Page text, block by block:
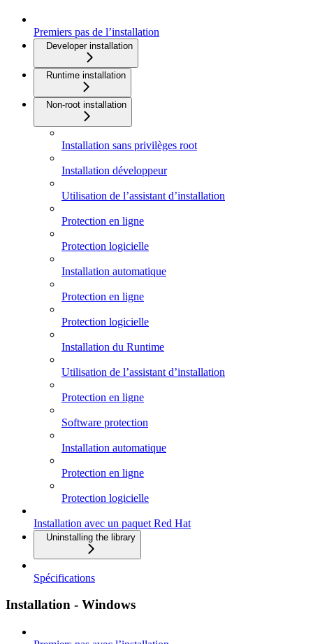
Premiers pas de l’installation
Developer installation
Runtime installation
Non-root installation
Installation sans privilèges root
Installation développeur
Utilisation de l’assistant d’installation
Protection en ligne
Protection logicielle
Installation automatique
Protection en ligne
Protection logicielle
Installation du Runtime
Utilisation de l’assistant d’installation
Protection en ligne
Software protection
Installation automatique
Protection en ligne
Protection logicielle
Installation avec un paquet Red Hat
Uninstalling the library
Spécifications
Installation - Windows